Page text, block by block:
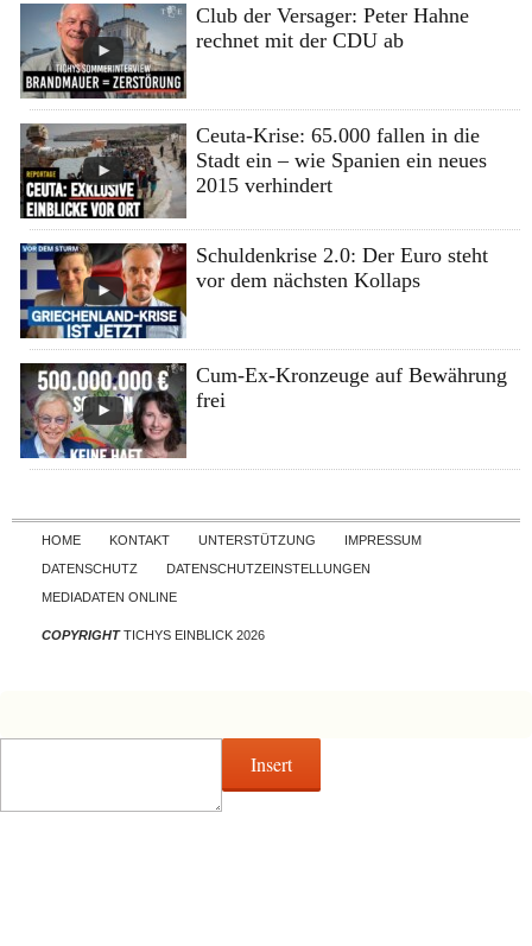
Club der Versager: Peter Hahne
rechnet mit der CDU ab
Ceuta-Krise: 65.000 fallen in die
Stadt ein – wie Spanien ein neues
2015 verhindert
Schuldenkrise 2.0: Der Euro steht
vor dem nächsten Kollaps
Cum-Ex-Kronzeuge auf Bewährung
frei
Skip to content
HOME KONTAKT UNTERSTÜTZUNG
IMPRESSUM
DATENSCHUTZ
DATENSCHUTZEINSTELLUNGEN
MEDIADATEN ONLINE
COPYRIGHTTICHYS EINBLICK 2026
Insert